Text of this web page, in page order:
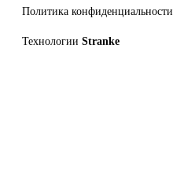
Политика конфиденциальности
Технологии Stranke